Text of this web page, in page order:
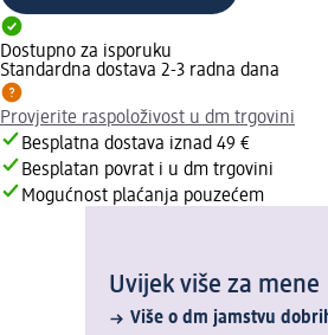
Dostupno za isporuku
Standardna dostava 2-3 radna dana
Provjerite raspoloživost u dm trgovini
Besplatna dostava iznad 49 €
Besplatan povrat i u dm trgovini
Mogućnost plaćanja pouzećem
Uvijek više za mene
Više o dm jamstvu